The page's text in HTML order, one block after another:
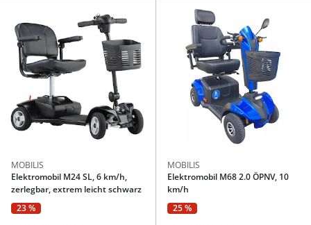
MOBILIS
Elektromobil M24 SL, 6 km/h,
zerlegbar, extrem leicht schwarz
23 %
MOBILIS
Elektromobil M68 2.0 ÖPNV, 10
km/h
25 %